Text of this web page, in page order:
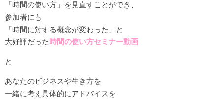
「時間の使い方」を見直すことができ、
参加者にも
「時間に対する概念が変わった」と
大好評だった時間の使い方セミナー動画
と
あなたのビジネスや生き方を
一緒に考え具体的にアドバイスを